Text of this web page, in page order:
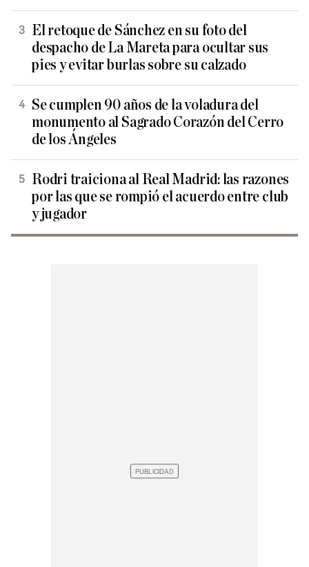
El retoque de Sánchez en su foto del
despacho de La Mareta para ocultar sus
pies y evitar burlas sobre su calzado
Se cumplen 90 años de la voladura del
monumento al Sagrado Corazón del Cerro
de los Ángeles
Rodri traiciona al Real Madrid: las razones
por las que se rompió el acuerdo entre club
y jugador